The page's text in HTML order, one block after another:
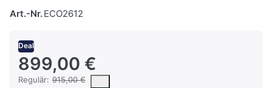
Art.-Nr.ECO2612
Deal
899,00 €
Regulär: 915,00 €
Es handelt sich um den mittleren Verkaufspreis, den Kunden für